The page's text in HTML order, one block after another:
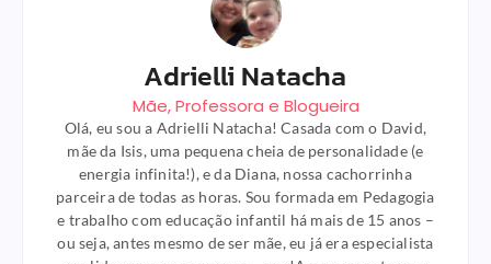
Adrielli Natacha
Mãe, Professora e Blogueira
Olá, eu sou a Adrielli Natacha! Casada com o David,
mãe da Isis, uma pequena cheia de personalidade (e
energia infinita!), e da Diana, nossa cachorrinha
parceira de todas as horas. Sou formada em Pedagogia
e trabalho com educação infantil há mais de 15 anos –
ou seja, antes mesmo de ser mãe, eu já era especialista